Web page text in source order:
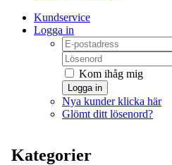
Kundservice
Logga in
Kom ihåg mig
Logga in
Nya kunder klicka här
Glömt ditt lösenord?
Kategorier